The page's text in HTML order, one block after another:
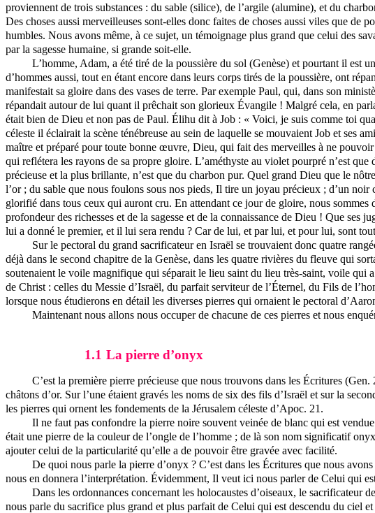
proviennent de trois substances : du sable (silice), de l’argile (alumine), et du
Des choses aussi merveilleuses sont-elles donc faites de choses aussi viles que
humbles. Nous avons même, à ce sujet, un témoignage plus grand que celui des
par la sagesse humaine, si grande soit-elle.
L’homme, Adam, a été tiré de la poussière du sol (Genèse) et pourtant il est
d’hommes aussi, tout en étant encore dans leurs corps tirés de la poussière, ont
manifestait sa gloire dans des vases de terre. Par exemple Paul, qui, dans son
répandait autour de lui quant il prêchait son glorieux Évangile ! Malgré cela, en
était bien de Dieu et non pas de Paul. Élihu dit à Job : « Voici, je suis comme toi
céleste il éclairait la scène ténébreuse au sein de laquelle se mouvaient Job et ses
maître et préparé pour toute bonne œuvre, Dieu, qui fait des merveilles à ne
qui reflétera les rayons de sa propre gloire. L’améthyste au violet pourpré n’est
précieuse et la plus brillante, n’est que du charbon pur. Quel grand Dieu que le
l’or ; du sable que nous foulons sous nos pieds, Il tire un joyau précieux ; d’un
glorifié dans tous ceux qui auront cru. En attendant ce jour de gloire, nous
profondeur des richesses et de la sagesse et de la connaissance de Dieu ! Que ses
lui a donné le premier, et il lui sera rendu ? Car de lui, et par lui, et pour lui, sont
Sur le pectoral du grand sacrificateur en Israël se trouvaient donc quatre
déjà dans le second chapitre de la Genèse, dans les quatre rivières du fleuve qui
soutenaient le voile magnifique qui séparait le lieu saint du lieu très-saint, voile qui
de Christ : celles du Messie d’Israël, du parfait serviteur de l’Éternel, du Fils de
lorsque nous étudierons en détail les diverses pierres qui ornaient le pectoral
Maintenant nous allons nous occuper de chacune de ces pierres et nous
1.1 La pierre d’onyx
C’est la première pierre précieuse que nous trouvons dans les Écritures (Gen.
châtons d’or. Sur l’une étaient gravés les noms de six des fils d’Israël et sur la
les pierres qui ornent les fondements de la Jérusalem céleste d’Apoc. 21.
Il ne faut pas confondre la pierre noire souvent veinée de blanc qui est
était une pierre de la couleur de l’ongle de l’homme ; de là son nom significatif
ajouter celui de la particularité qu’elle a de pouvoir être gravée avec facilité.
De quoi nous parlela pierre d’onyx ? C’est dans les Écritures que nous
nous en donnera l’interprétation. Évidemment, Il veut ici nous parler de Celui qui
Dans les ordonnances concernant les holocaustes d’oiseaux, le sacrificateur
nous parle du sacrifice plus grand et plus parfait de Celui qui est descendu du ciel